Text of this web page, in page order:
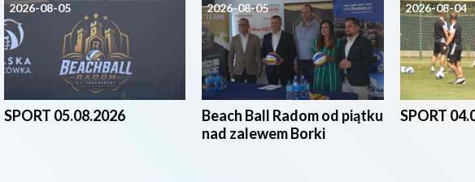
2026-08-05
SPORT 05.08.2026
2026-08-05
Beach Ball Radom od piątku
nad zalewem Borki
2026-08-04
SPORT